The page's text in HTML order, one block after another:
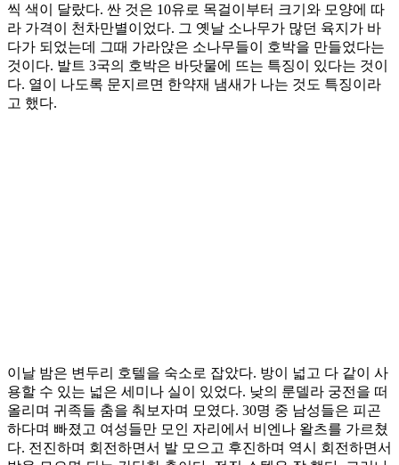
씩 색이 달랐다. 싼 것은 10유로 목걸이부터 크기와 모양에 따
라 가격이 천차만별이었다. 그 옛날 소나무가 많던 육지가 바
다가 되었는데 그때 가라앉은 소나무들이 호박을 만들었다는
것이다. 발트 3국의 호박은 바닷물에 뜨는 특징이 있다는 것이
다. 열이 나도록 문지르면 한약재 냄새가 나는 것도 특징이라
고 했다.
이날 밤은 변두리 호텔을 숙소로 잡았다. 방이 넓고 다 같이 사
용할 수 있는 넓은 세미나 실이 있었다. 낮의 룬델라 궁전을 떠
올리며 귀족들 춤을 춰보자며 모였다. 30명 중 남성들은 피곤
하다며 빠졌고 여성들만 모인 자리에서 비엔나 왈츠를 가르쳤
다. 전진하며 회전하면서 발 모으고 후진하며 역시 회전하면서